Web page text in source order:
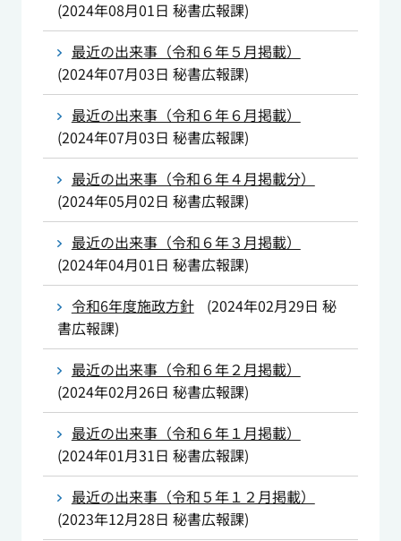
(2024年08月01日 秘書広報課)
最近の出来事（令和６年５月掲載）
(2024年07月03日 秘書広報課)
最近の出来事（令和６年６月掲載）
(2024年07月03日 秘書広報課)
最近の出来事（令和６年４月掲載分）
(2024年05月02日 秘書広報課)
最近の出来事（令和６年３月掲載）
(2024年04月01日 秘書広報課)
令和6年度施政方針
(2024年02月29日 秘
書広報課)
最近の出来事（令和６年２月掲載）
(2024年02月26日 秘書広報課)
最近の出来事（令和６年１月掲載）
(2024年01月31日 秘書広報課)
最近の出来事（令和５年１２月掲載）
(2023年12月28日 秘書広報課)